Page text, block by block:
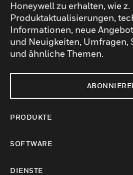
Honeywell zu erhalten, wie z.
Produktaktualisierungen,
Informationen, neue
und Neuigkeiten, Umfragen,
und ähnliche Themen.
PRODUKTE
SOFTWARE
DIENSTE